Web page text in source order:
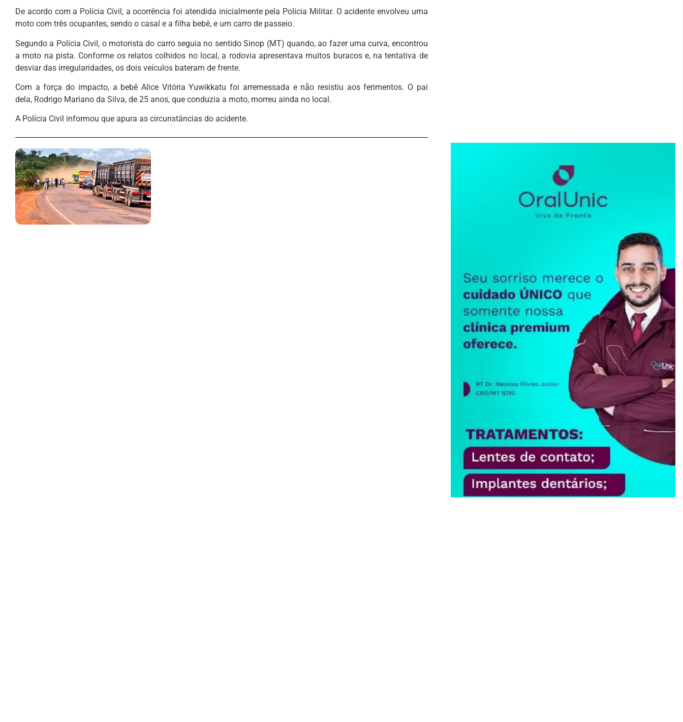
De acordo com a Polícia Civil, a ocorrência foi atendida inicialmente pela Polícia Militar. O acidente envolveu uma
moto com três ocupantes, sendo o casal e a filha bebê, e um carro de passeio.
Segundo a Polícia Civil, o motorista do carro seguia no sentido Sinop (MT) quando, ao fazer uma curva, encontrou
a moto na pista. Conforme os relatos colhidos no local, a rodovia apresentava muitos buracos e, na tentativa de
desviar das irregularidades, os dois veículos bateram de frente.
Com a força do impacto, a bebê Alice Vitória Yuwikkatu foi arremessada e não resistiu aos ferimentos. O pai
dela, Rodrigo Mariano da Silva, de 25 anos, que conduzia a moto, morreu ainda no local.
A Polícia Civil informou que apura as circunstâncias do acidente.